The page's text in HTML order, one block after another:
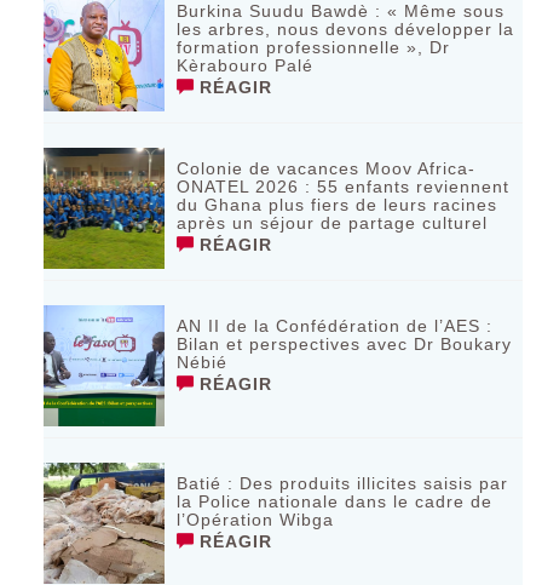
Burkina Suudu Bawdè : « Même sous
les arbres, nous devons développer la
formation professionnelle », Dr
Kèrabouro Palé
RÉAGIR
Colonie de vacances Moov Africa-
ONATEL 2026 : 55 enfants reviennent
du Ghana plus fiers de leurs racines
après un séjour de partage culturel
RÉAGIR
AN II de la Confédération de l’AES :
Bilan et perspectives avec Dr Boukary
Nébié
RÉAGIR
Batié : Des produits illicites saisis par
la Police nationale dans le cadre de
l’Opération Wibga
RÉAGIR